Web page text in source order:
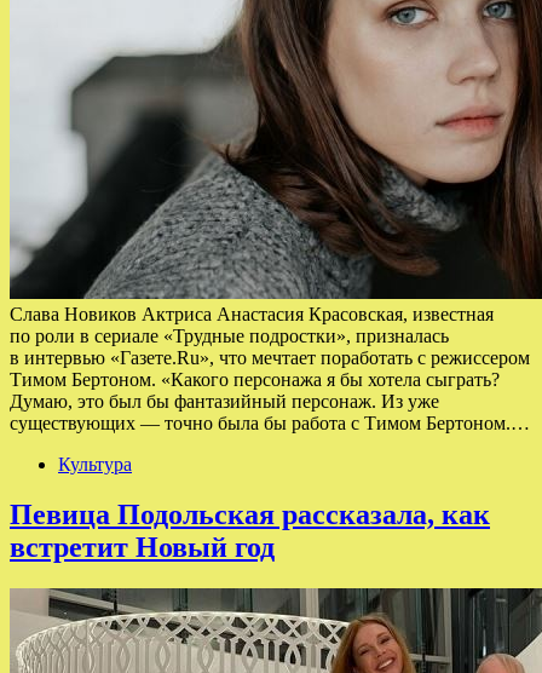
Слава Новиков Актриса Анастасия Красовская, известная
по роли в сериале «Трудные подростки», призналась
в интервью «Газете.Ru», что мечтает поработать с режиссером
Тимом Бертоном. «Какого персонажа я бы хотела сыграть?
Думаю, это был бы фантазийный персонаж. Из уже
существующих — точно была бы работа с Тимом Бертоном.…
Культура
Певица Подольская рассказала, как
встретит Новый год